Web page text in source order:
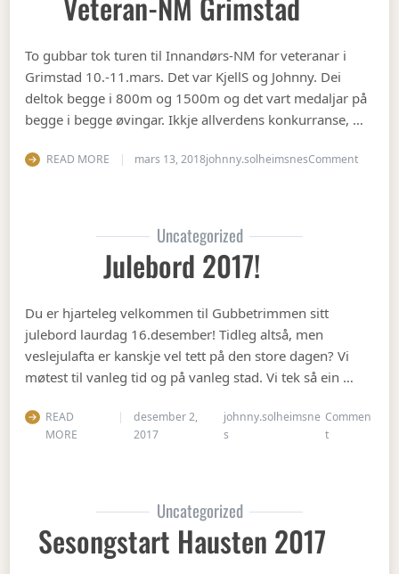
To gubbar tok turen til Innandørs-NM for veteranar i
Grimstad 10.-11.mars. Det var KjellS og Johnny. Dei
deltok begge i 800m og 1500m og det vart medaljar på
begge i begge øvingar. Ikkje allverdens konkurranse, …
READ MORE mars 13, 2018johnny.solheimsnesCommenton
Uncategorized
Julebord 2017!
Du er hjarteleg velkommen til Gubbetrimmen sitt
julebord laurdag 16.desember! Tidleg altså, men
veslejulafta er kanskje vel tett på den store dagen? Vi
møtest til vanleg tid og på vanleg stad. Vi tek så ein …
READ
MORE
desember 2,
2017
johnny.solheimsne
s
Commen
ton Julebord
Uncategorized
Sesongstart Hausten 2017